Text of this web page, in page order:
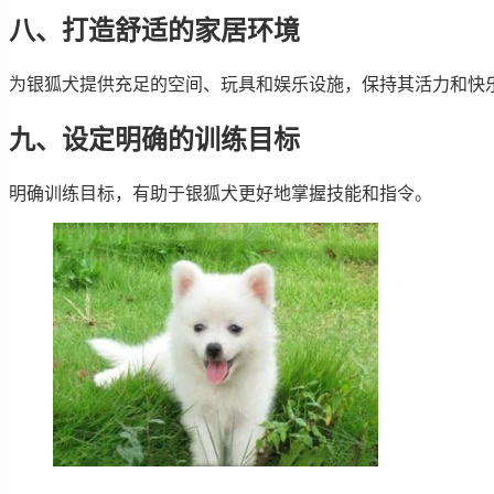
八、打造舒适的家居环境
为银狐犬提供充足的空间、玩具和娱乐设施，保持其活力和快
九、设定明确的训练目标
明确训练目标，有助于银狐犬更好地掌握技能和指令。